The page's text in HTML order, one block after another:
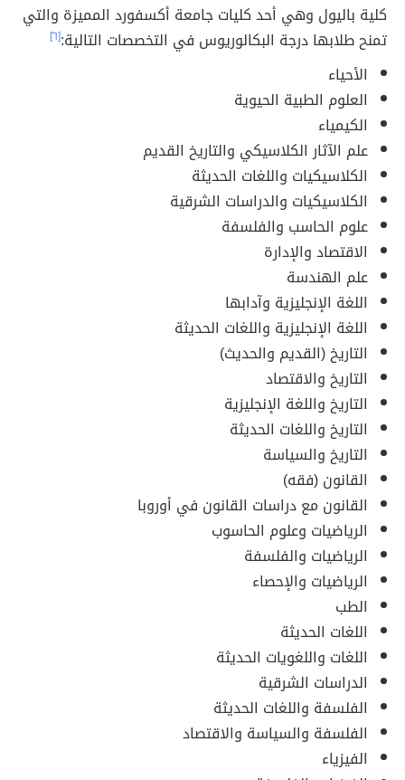
كلية باليول وهي أحد كليات جامعة أكسفورد المميزة والتي
تمنح طلابها درجة البكالوريوس في التخصصات التالية:[٦]
الأحياء
العلوم الطبية الحيوية
الكيمياء
علم الآثار الكلاسيكي والتاريخ القديم
الكلاسيكيات واللغات الحديثة
الكلاسيكيات والدراسات الشرقية
علوم الحاسب والفلسفة
الاقتصاد والإدارة
علم الهندسة
اللغة الإنجليزية وآدابها
اللغة الإنجليزية واللغات الحديثة
التاريخ (القديم والحديث)
التاريخ والاقتصاد
التاريخ واللغة الإنجليزية
التاريخ واللغات الحديثة
التاريخ والسياسة
القانون (فقه)
القانون مع دراسات القانون في أوروبا
الرياضيات وعلوم الحاسوب
الرياضيات والفلسفة
الرياضيات والإحصاء
الطب
اللغات الحديثة
اللغات واللغويات الحديثة
الدراسات الشرقية
الفلسفة واللغات الحديثة
الفلسفة والسياسة والاقتصاد
الفيزياء